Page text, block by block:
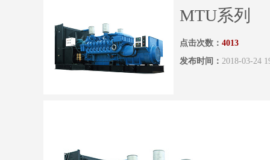
MTU系列
点击次数： 4013
发布时间： 2018-03-24